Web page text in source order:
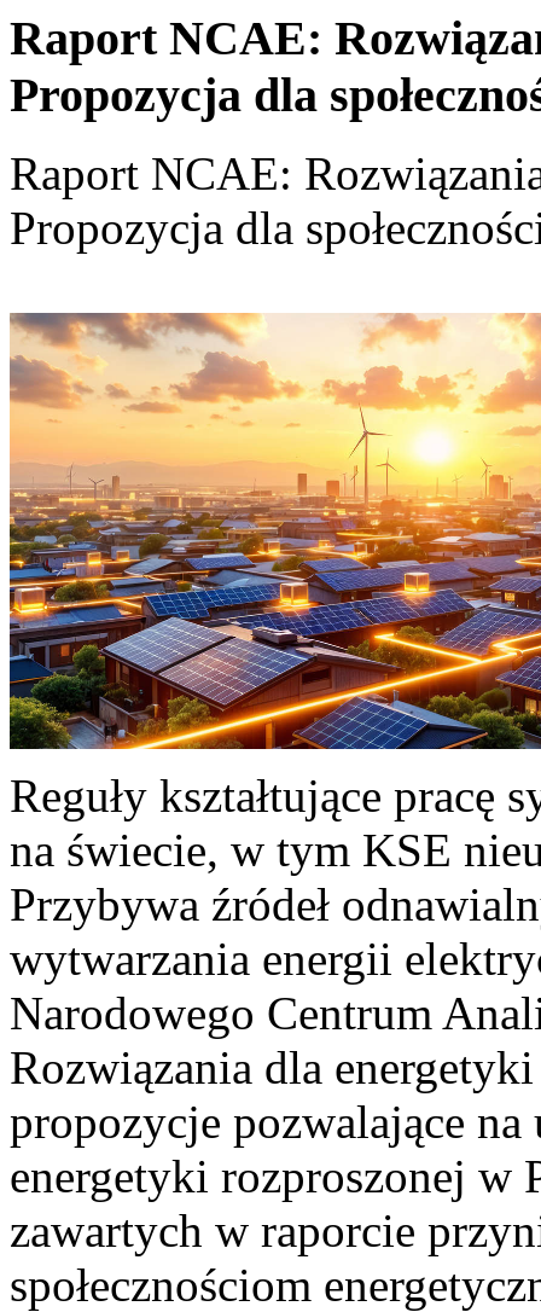
Raport NCAE:
Propozycja dla
Raport NCAE:
Propozycja dla
Reguły kształtujące pracę
na świecie, w tym KSE
Przybywa źródeł
wytwarzania energii
Narodowego Centrum
Rozwiązania dla
propozycje pozwalające
energetyki rozproszonej w
zawartych w raporcie
społecznościom